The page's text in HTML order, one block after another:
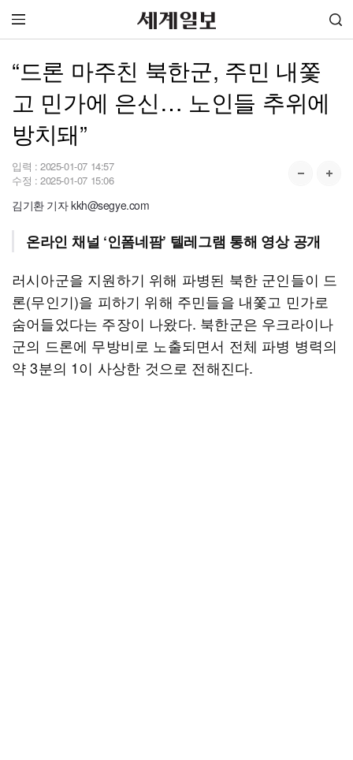
“드론 마주친 북한군, 주민 내쫓
고 민가에 은신… 노인들 추위에
방치돼”
입력 : 2025-01-07 14:57
수정 : 2025-01-07 15:06
김기환 기자 kkh@segye.com
온라인 채널 ‘인폼네팜’ 텔레그램 통해 영상 공개
러시아군을 지원하기 위해 파병된 북한 군인들이 드
론(무인기)을 피하기 위해 주민들을 내쫓고 민가로
숨어들었다는 주장이 나왔다. 북한군은 우크라이나
군의 드론에 무방비로 노출되면서 전체 파병 병력의
약 3분의 1이 사상한 것으로 전해진다.